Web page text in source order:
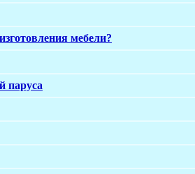
мебели?
паруса